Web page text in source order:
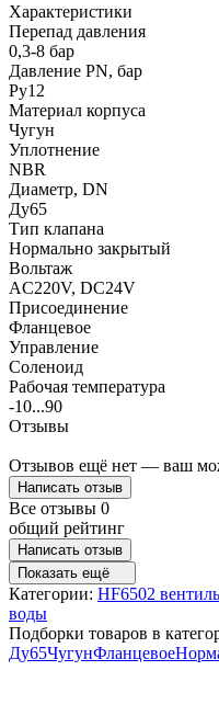
Характеристики
Перепад давления
0,3-8 бар
Давление PN, бар
Ру12
Материал корпуса
Чугун
Уплотнение
NBR
Диаметр, DN
Ду65
Тип клапана
Нормально закрытый
Вольтаж
AC220V, DC24V
Присоединение
Фланцевое
Управление
Соленоид
Рабочая температура
-10...90
Отзывы
Отзывов ещё нет — ваш
Написать отзыв
Все отзывы 0
общий рейтинг
Написать отзыв
Показать ещё
Категории: HF6502
воды
Подборки товаров в
Ду65ЧугунФланцевое